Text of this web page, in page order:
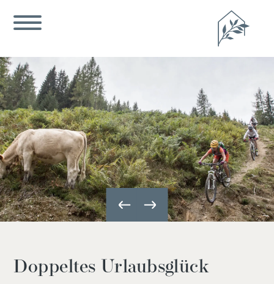
Doppeltes Urlaubsglück